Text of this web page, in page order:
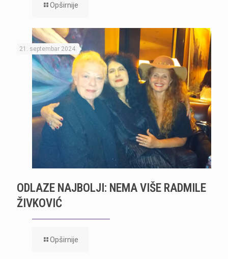
Opširnije
21. septembar 2024.
ODLAZE NAJBOLJI: NEMA VIŠE RADMILE
ŽIVKOVIĆ
Opširnije